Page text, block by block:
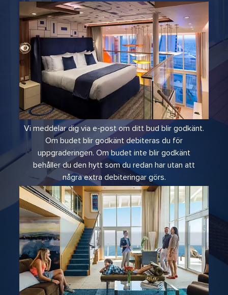
Vi meddelar dig via e-post om ditt bud blir godkänt.
Om budet blir godkänt debiteras du för
uppgraderingen. Om budet inte blir godkänt
behåller du den hytt som du redan har utan att
några extra debiteringar görs.